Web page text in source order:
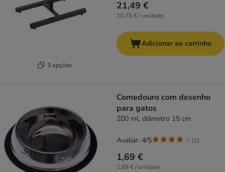
3 opções
21,49 €
10,75 € / unidade
Adicionar ao carrinho
Comedouro com desenho
para gatos
200 ml, diâmetro 15 cm
1,69 €
1,69 € / unidade
Avaliar: 4/5 (1)